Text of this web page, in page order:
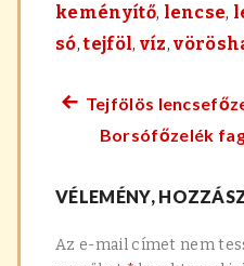
keményítő, lencse,
só,tejföl, víz,
Bejegyzés
Előző
főzelék
Tejfölös
Borsófőzelék
VÉLEMÉNY,
Az e-mail címet nem